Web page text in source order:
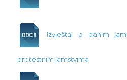
Izvještaj o danim
protestnim jamstvima